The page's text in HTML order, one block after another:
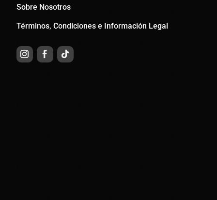
Sobre Nosotros
Términos, Condiciones e Información Legal